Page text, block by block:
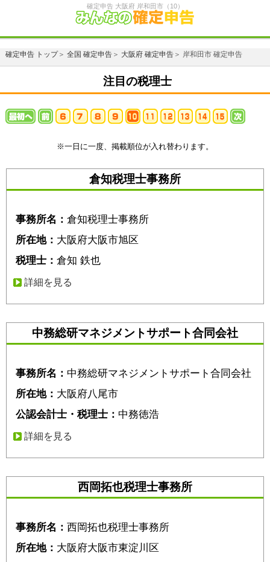
確定申告 大阪府 岸和田市（10）
確定申告 トップ＞ 全国 確定申告＞ 大阪府 確定申告＞ 岸和田市 確定申告
注目の税理士
※一日に一度、掲載順位が入れ替わります。
倉知税理士事務所
事務所名： 倉知税理士事務所
所在地： 大阪府大阪市旭区
税理士： 倉知 鉄也
詳細を見る
中務総研マネジメントサポート合同会社
事務所名： 中務総研マネジメントサポート合同会社
所在地： 大阪府八尾市
公認会計士・税理士： 中務徳浩
詳細を見る
西岡拓也税理士事務所
事務所名： 西岡拓也税理士事務所
所在地： 大阪府大阪市東淀川区